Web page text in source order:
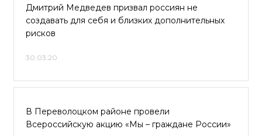
Дмитрий Медведев призвал россиян не
создавать для себя и близких дополнительных
рисков
30.03.20
В Переволоцком районе провели
Всероссийскую акцию «Мы – граждане России»